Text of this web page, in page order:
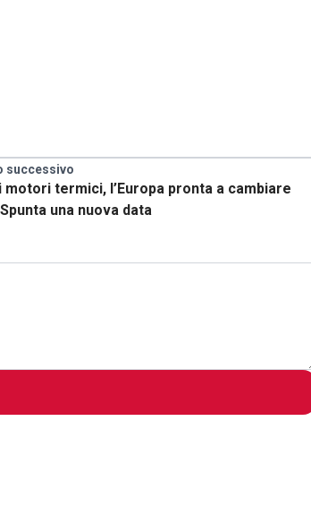
successivo
motori termici, l’Europa pronta a cambiare
una nuova data